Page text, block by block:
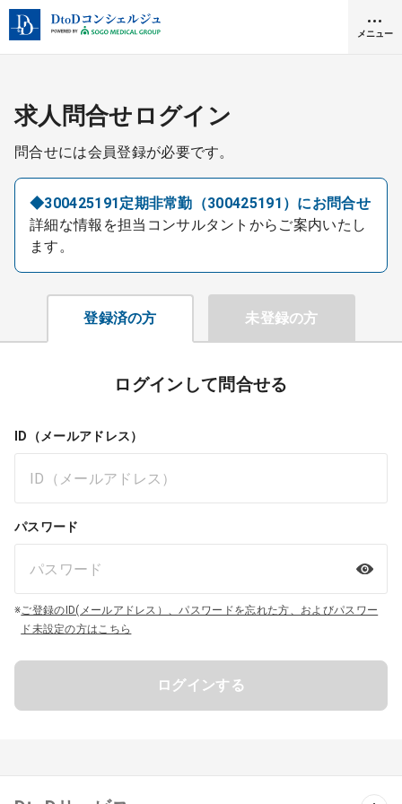
メニュー
クリニック開業
DtoDとは
お問合せ
医院の譲渡・売却をお考えの方
採用をお考えの医療機関の方
求人問合せログイン
問合せには会員登録が必要です。
◆300425191定期非常勤（300425191）にお問合せ
詳細な情報を担当コンサルタントからご案内いたし
ます。
登録済の方 未登録の方
ログインして問合せる
ID（メールアドレス）
パスワード
※ご登録のID(メールアドレス）、パスワードを忘れた方、およびパスワー
ド未設定の方はこちら
ログインする